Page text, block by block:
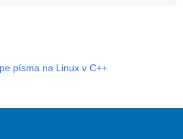
písma na Linux v C++